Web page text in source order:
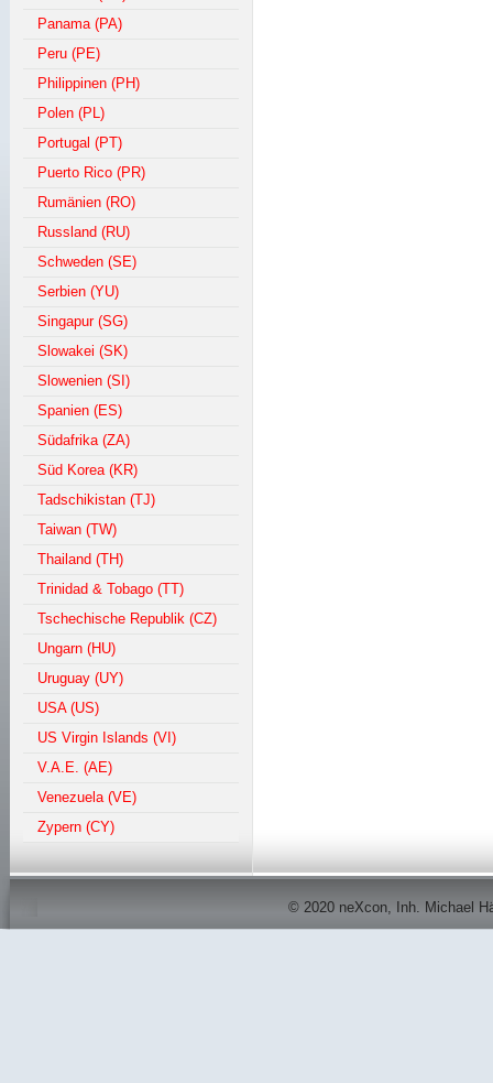
Panama (PA)
Peru (PE)
Philippinen (PH)
Polen (PL)
Portugal (PT)
Puerto Rico (PR)
Rumänien (RO)
Russland (RU)
Schweden (SE)
Serbien (YU)
Singapur (SG)
Slowakei (SK)
Slowenien (SI)
Spanien (ES)
Südafrika (ZA)
Süd Korea (KR)
Tadschikistan (TJ)
Taiwan (TW)
Thailand (TH)
Trinidad & Tobago (TT)
Tschechische Republik (CZ)
Ungarn (HU)
Uruguay (UY)
USA (US)
US Virgin Islands (VI)
V.A.E. (AE)
Venezuela (VE)
Zypern (CY)
© 2020 neXcon, Inh. Michael